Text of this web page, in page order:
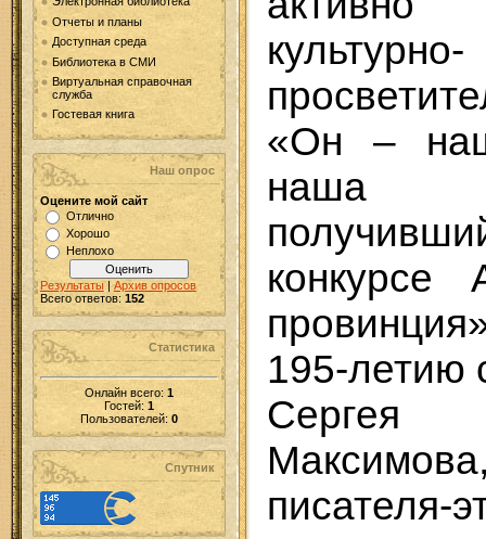
Отчеты и планы
Доступная среда
Библиотека в СМИ
Виртуальная справочная
служба
Гостевая книга
Наш опрос
Оцените мой сайт
Отлично
Хорошо
Неплохо
Результаты | Архив опросов
Всего ответов: 152
Статистика
Онлайн всего: 1
Гостей: 1
Пользователей: 0
Спутник
культурно-
«Он –
наша
конкурсе
195-летию
Сергея
писателя-